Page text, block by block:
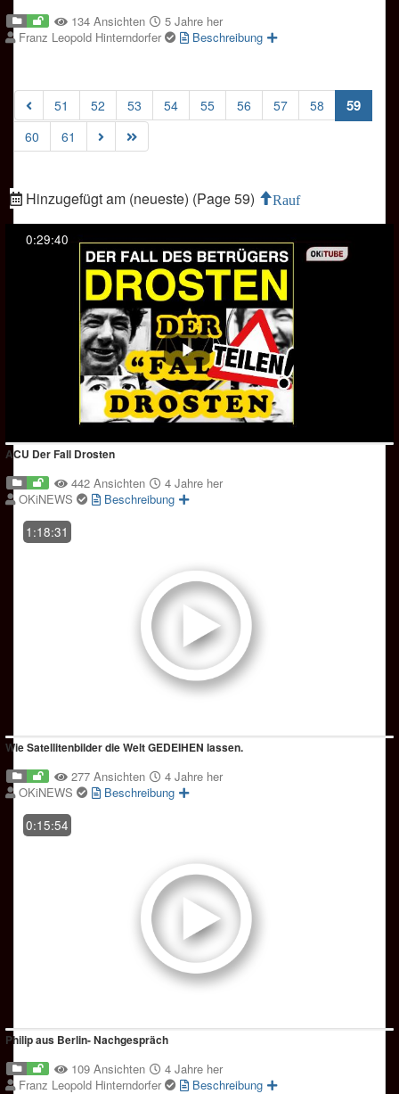
134 Ansichten
5 Jahre her
Franz Leopold Hinterndorfer
Beschreibung
51 52 53 54 55 56 57 58 59
60 61
Hinzugefügt am (neueste) (Page 59) Rauf
0:29:40
ACU Der Fall Drosten
442 Ansichten
4 Jahre her
OKiNEWS
Beschreibung
1:18:31
Wie Satellitenbilder die Welt GEDEIHEN lassen.
277 Ansichten
4 Jahre her
OKiNEWS
Beschreibung
0:15:54
Philip aus Berlin- Nachgespräch
109 Ansichten
4 Jahre her
Franz Leopold Hinterndorfer
Beschreibung